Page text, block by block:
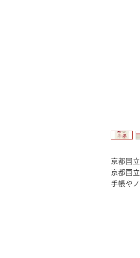
京都国
京都国
手帳や